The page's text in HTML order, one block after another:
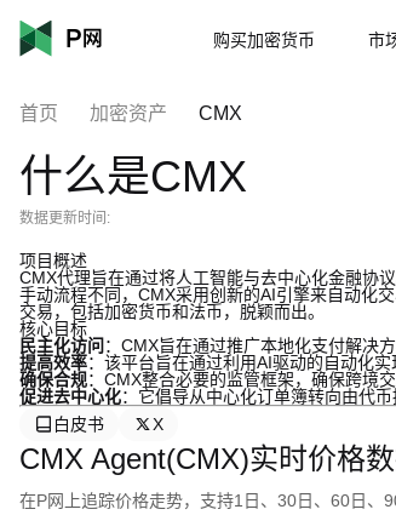
购买加密货币 市
首页 加密资产 CMX
什么是CMX
数据更新时间:
项目概述
CMX代理旨在通过将人工智能与去中心化金融协
手动流程不同，CMX采用创新的AI引擎来自动化
交易，包括加密货币和法币，脱颖而出。
核心目标
民主化访问 ：CMX旨在通过推广本地化支付解决
提高效率：该平台旨在通过利用AI驱动的自动化实
确保合规：CMX整合必要的监管框架，确保跨境
促进去中心化：它倡导从中心化订单簿转向由代
白皮书
X
CMX Agent(CMX)实时价格
在P网上追踪价格走势，支持1日、30日、60日、